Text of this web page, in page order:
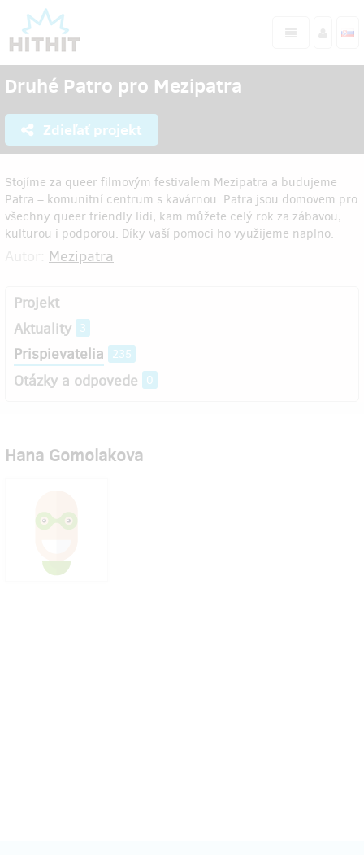
Druhé Patro pro Mezipatra
Zdieľať projekt
Stojíme za queer filmovým festivalem Mezipatra a budujeme
Patra – komunitní centrum s kavárnou. Patra jsou domovem pro
všechny queer friendly lidi, kam můžete celý rok za zábavou,
kulturou i podporou. Díky vaší pomoci ho využijeme naplno.
Mezipatra
Projekt
Aktuality 3
Prispievatelia 235
Otázky a odpovede 0
Hana Gomolakova